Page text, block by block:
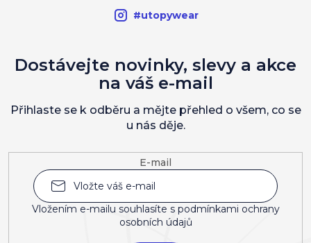
#utopywear
E-mail
Vložením e-mailu souhlasíte s podmínkami ochrany
osobních údajů
Dostávejte novinky, slevy a akce
na váš e-mail
Přihlaste se k odběru a mějte přehled o všem, co se
u nás děje.